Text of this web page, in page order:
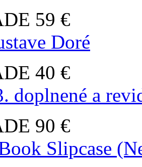
59 €
Doré
40 €
doplnené a
90 €
Slipcase